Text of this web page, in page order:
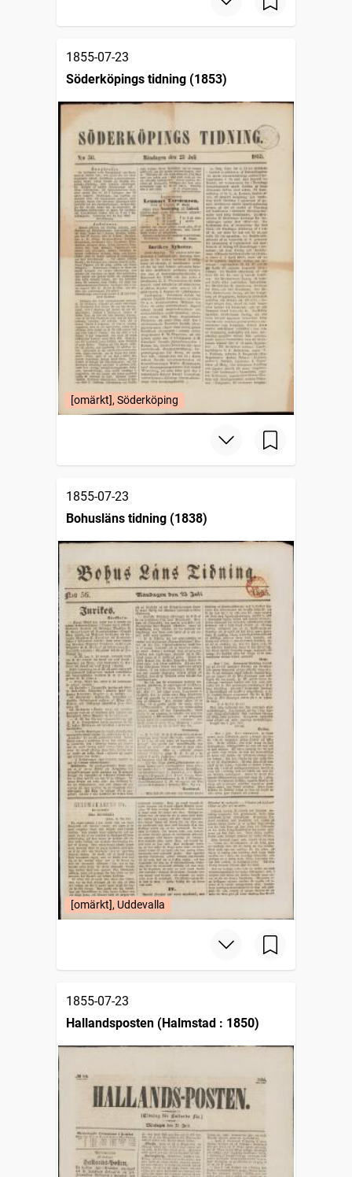
1855-07-23
Söderköpings tidning (1853)
[omärkt], Söderköping
1855-07-23
Bohusläns tidning (1838)
[omärkt], Uddevalla
1855-07-23
Hallandsposten (Halmstad : 1850)